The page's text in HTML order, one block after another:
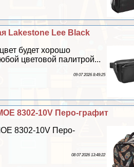
Lakestone Lee Black
будет хорошо
цветовой палитрой...
09 07 2026 8:49:25
8302-10V Перо-графит
8302-10V Перо-
08 07 2026 13:48:22